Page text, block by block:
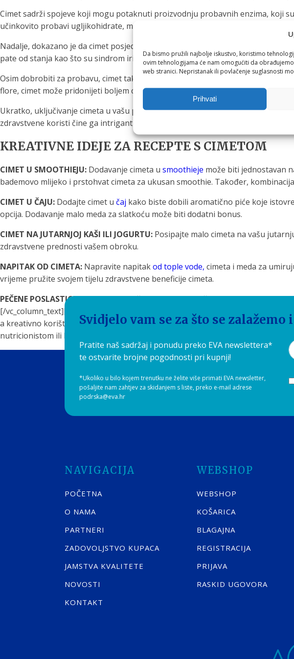
Da bismo pružili najbolje iskustvo, koristimo
ovim tehnologijama će nam omogućiti da
web stranici. Nepristanak ili povlačenje suglasnosti
Prihvati
Cimet sadrži spojeve koji mogu potaknuti proizvodnju probavnih enzima, koji
učinkovito probavi ugljikohidrate, masti i proteine, što dovodi do poboljšane
Nadalje, dokazano je da cimet posjeduje protuupalna svojstva koja mogu
pate od stanja kao što su sindrom iritabilnog crijeva (IBS) ili upalna bolest
Osim dobrobiti za probavu, cimet također pokazuje antimikrobna svojstva
flore, cimet može pridonijeti boljem cjelokupnom gastrointestinalnom zdravlju.
Ukratko, uključivanje cimeta u vašu prehranu može pomoći probavi
zdravstvene koristi čine ga intrigantnim začinom koji vrijedi razmotriti kao
KREATIVNE IDEJE ZA RECEPTE S CIMETOM
CIMET U SMOOTHIEJU: Dodavanje cimeta u smoothieje može biti jednostavan
bademovo mlijeko i prstohvat cimeta za ukusan smoothie. Također,
CIMET U ČAJU: Dodajte cimet u čaj kako biste dobili aromatično piće koje
opcija. Dodavanje malo meda za slatkoću može biti dodatni bonus.
CIMET NA JUTARNJOJ KAŠI ILI JOGURTU: Posipajte malo cimeta na vašu
zdravstvene prednosti vašem obroku.
NAPITAK OD CIMETA: Napravite napitakod tople vode, cimeta i meda za
vrijeme pružite svojem tijelu zdravstvene beneficije cimeta.
PEČENE POSLASTICE S CIMETOM:Pečene jabuke ili kruške posute cimetom i
[/vc_column_text][vc_column_text]Cimet nije samo začin koji dodaje okus
a kreativno korištenje ovog začina u smoothiejima, čajevima i drugim jelima
nutricionistom ili liječnikom, pogotovo ako imate određene zdravstvene uvjete
Svidjelo vam se za što se zalažemo
Pratite naš sadržaj i ponudu preko EVA newslettera*
te ostvarite brojne pogodnosti pri kupnji!
*Ukoliko u bilo kojem trenutku ne želite više primati EVA newsletter,
pošaljite nam zahtjev za skidanjem s liste, preko e-mail adrese
podrska@eva.hr
NAVIGACIJA
POČETNA
O NAMA
PARTNERI
ZADOVOLJSTVO KUPACA
JAMSTVA KVALITETE
NOVOSTI
KONTAKT
WEBSHOP
WEBSHOP
KOŠARICA
BLAGAJNA
REGISTRACIJA
PRIJAVA
RASKID UGOVORA